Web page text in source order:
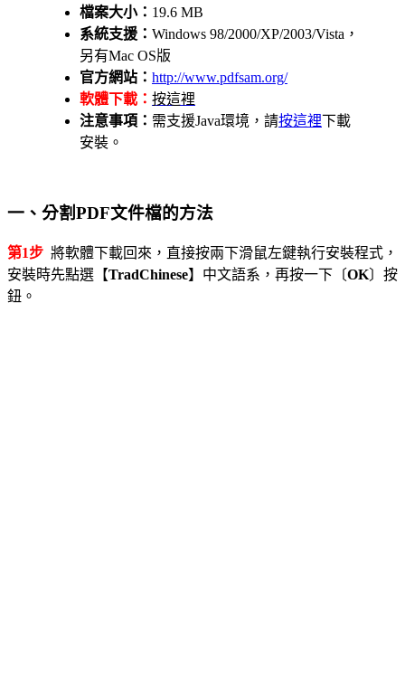
檔案大小： 19.6 MB
系統支援： Windows 98/2000/XP/2003/Vista，
另有Mac OS版
官方網站： http://www.pdfsam.org/
軟體下載： 按這裡
注意事項： 需支援Java環境，請按這裡下載
安裝。
一、分割PDF文件檔的方法
第1步 將軟體下載回來，直接按兩下滑鼠左鍵執行安裝程式，
安裝時先點選【TradChinese】中文語系，再按一下〔OK〕按
鈕。